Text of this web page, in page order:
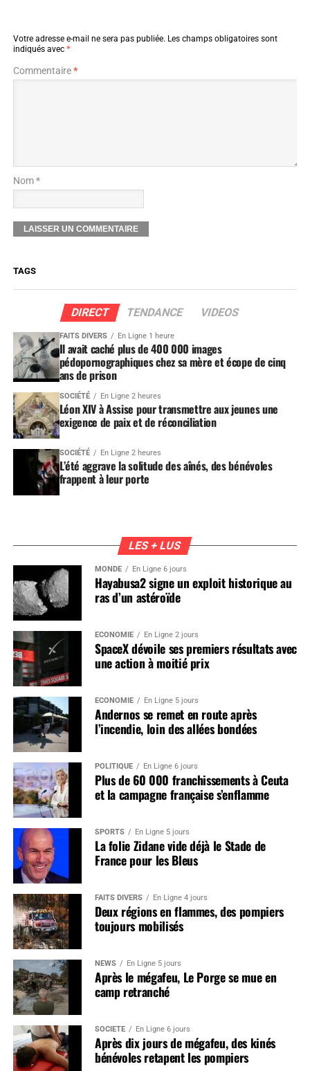
Votre adresse e-mail ne sera pas publiée. Les champs obligatoires sont
indiqués avec *
Commentaire*
Nom *
TAGS
DIRECT TENDANCE VIDEOS
FAITS DIVERS En Ligne 1 heure
Il avait caché plus de 400 000 images
pédopornographiques chez sa mère et écope de cinq
ans de prison
SOCIÉTÉ En Ligne 2 heures
Léon XIV à Assise pour transmettre aux jeunes une
exigence de paix et de réconciliation
SOCIÉTÉ En Ligne 2 heures
L’été aggrave la solitude des aînés, des bénévoles
frappent à leur porte
LES + LUS
MONDE En Ligne 6 jours
Hayabusa2 signe un exploit historique au
ras d’un astéroïde
ÉCONOMIE En Ligne 2 jours
SpaceX dévoile ses premiers résultats avec
une action à moitié prix
ÉCONOMIE En Ligne 5 jours
Andernos se remet en route après
l’incendie, loin des allées bondées
POLITIQUE En Ligne 6 jours
Plus de 60 000 franchissements à Ceuta
et la campagne française s’enflamme
SPORTS En Ligne 5 jours
La folie Zidane vide déjà le Stade de
France pour les Bleus
FAITS DIVERS En Ligne 4 jours
Deux régions en flammes, des pompiers
toujours mobilisés
NEWS En Ligne 5 jours
Après le mégafeu, Le Porge se mue en
camp retranché
SOCIÉTÉ En Ligne 6 jours
Après dix jours de mégafeu, des kinés
bénévoles retapent les pompiers